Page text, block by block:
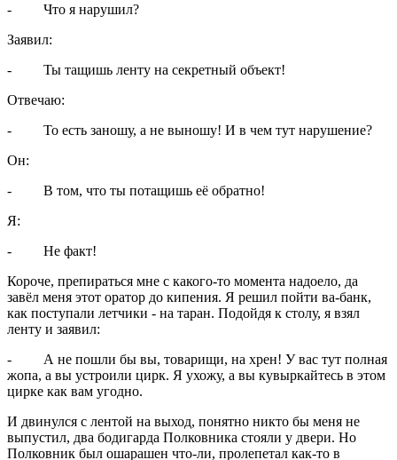
- Что я нарушил?
Заявил:
- Ты тащишь ленту на секретный объект!
Отвечаю:
- То есть заношу, а не выношу! И в чем тут нарушение?
Он:
- В том, что ты потащишь её обратно!
Я:
- Не факт!
Короче, препираться мне с какого-то момента надоело, да
завёл меня этот оратор до кипения. Я решил пойти ва-банк,
как поступали летчики - на таран. Подойдя к столу, я взял
ленту и заявил:
- А не пошли бы вы, товарищи, на хрен! У вас тут полная
жопа, а вы устроили цирк. Я ухожу, а вы кувыркайтесь в этом
цирке как вам угодно.
И двинулся с лентой на выход, понятно никто бы меня не
выпустил, два бодигарда Полковника стояли у двери. Но
Полковник был ошарашен что-ли, пролепетал как-то в